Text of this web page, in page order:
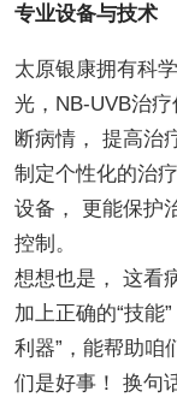
专业设备与技术
太原银康拥有科
光，NB-UVB治
断病情， 提高治
制定个性化的治
设备， 更能保护
控制。
想想也是， 这看
加上正确的“技能
利器”，能帮助咱
们是好事！ 换句